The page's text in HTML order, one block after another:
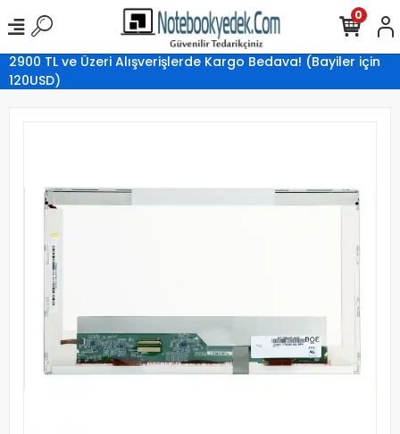
2900 TL ve Üzeri Alışverişlerde Kargo Bedava! (Bayiler için
120USD)
0